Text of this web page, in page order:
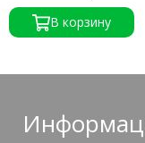
В корзину